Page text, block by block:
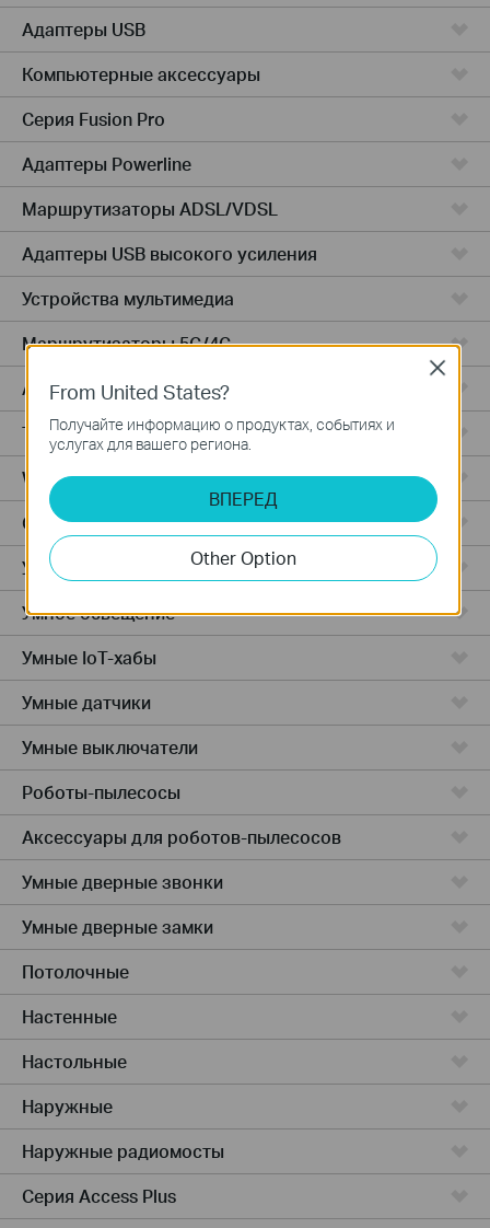
Адаптеры USB
Компьютерные аксессуары
Серия Fusion Pro
Адаптеры Powerline
Маршрутизаторы ADSL/VDSL
Адаптеры USB высокого усиления
Устройства мультимедиа
Маршрутизаторы 5G/4G
Адаптеры PCIe
Точки доступа
Wireless USB Adapters
Облачные камеры
Умные розетки
Умное освещение
Умные IoT-хабы
Умные датчики
Умные выключатели
Роботы-пылесосы
Аксессуары для роботов-пылесосов
Умные дверные звонки
Умные дверные замки
Потолочные
Настенные
Настольные
Наружные
Наружные радиомосты
Серия Access Plus
From United States?
Получайте информацию о продуктах, событиях и
услугах для вашего региона.
ВПЕРЕД
Other Option
Close